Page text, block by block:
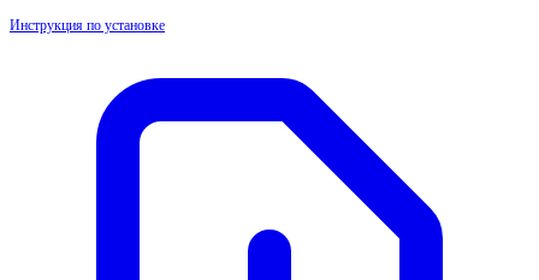
Инструкция по установке